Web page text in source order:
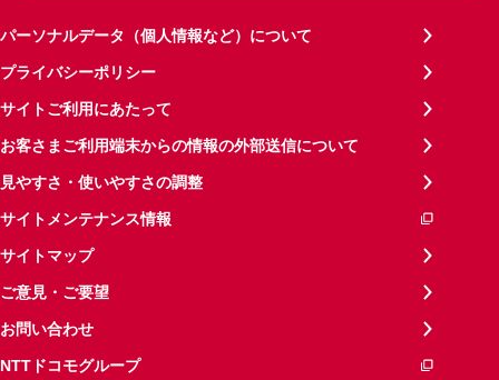
パーソナルデータ（個人情報など）について
プライバシーポリシー
サイトご利用にあたって
お客さまご利用端末からの情報の外部送信について
見やすさ・使いやすさの調整
サイトメンテナンス情報
サイトマップ
ご意見・ご要望
お問い合わせ
NTTドコモグループ